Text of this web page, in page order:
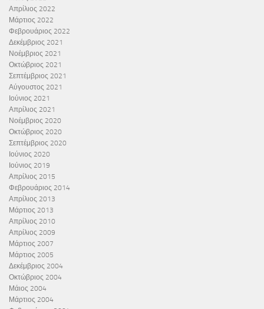
Απρίλιος 2022
Μάρτιος 2022
Φεβρουάριος 2022
Δεκέμβριος 2021
Νοέμβριος 2021
Οκτώβριος 2021
Σεπτέμβριος 2021
Αύγουστος 2021
Ιούνιος 2021
Απρίλιος 2021
Νοέμβριος 2020
Οκτώβριος 2020
Σεπτέμβριος 2020
Ιούνιος 2020
Ιούνιος 2019
Απρίλιος 2015
Φεβρουάριος 2014
Απρίλιος 2013
Μάρτιος 2013
Απρίλιος 2010
Απρίλιος 2009
Μάρτιος 2007
Μάρτιος 2005
Δεκέμβριος 2004
Οκτώβριος 2004
Μάιος 2004
Μάρτιος 2004